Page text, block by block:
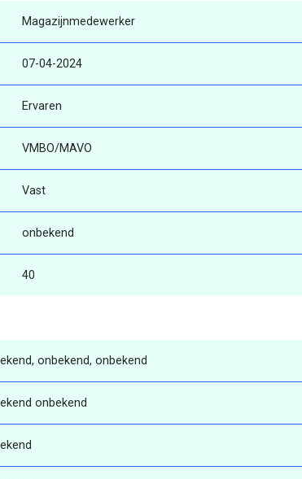
Magazijnmedewerker
07-04-2024
Ervaren
VMBO/MAVO
Vast
onbekend
40
onbekend, onbekend
onbekend